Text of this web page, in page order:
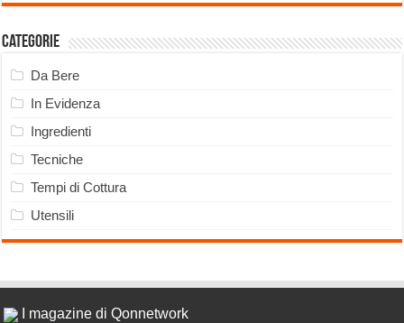
Categorie
Da Bere
In Evidenza
Ingredienti
Tecniche
Tempi di Cottura
Utensili
I magazine di Qonnetwork